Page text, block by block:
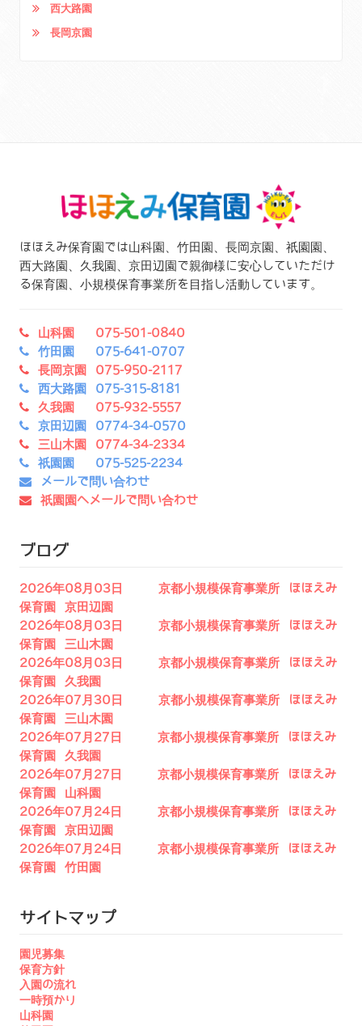
西大路園
長岡京園
ほほえみ保育園では山科園、竹田園、長岡京園、祇園園、
西大路園、久我園、京田辺園で親御様に安心していただけ
る保育園、小規模保育事業所を目指し活動しています。
山科園 075-501-0840
竹田園 075-641-0707
長岡京園 075-950-2117
西大路園 075-315-8181
久我園 075-932-5557
京田辺園 0774-34-0570
三山木園 0774-34-2334
祇園園 075-525-2234
メールで問い合わせ
祇園園へメールで問い合わせ
ブログ
2026年08月03日 京都小規模保育事業所 ほほえみ
保育園 京田辺園
2026年08月03日 京都小規模保育事業所 ほほえみ
保育園 三山木園
2026年08月03日 京都小規模保育事業所 ほほえみ
保育園 久我園
2026年07月30日 京都小規模保育事業所 ほほえみ
保育園 三山木園
2026年07月27日 京都小規模保育事業所 ほほえみ
保育園 久我園
2026年07月27日 京都小規模保育事業所 ほほえみ
保育園 山科園
2026年07月24日 京都小規模保育事業所 ほほえみ
保育園 京田辺園
2026年07月24日 京都小規模保育事業所 ほほえみ
保育園 竹田園
サイトマップ
園児募集
保育方針
入園の流れ
一時預かり
山科園